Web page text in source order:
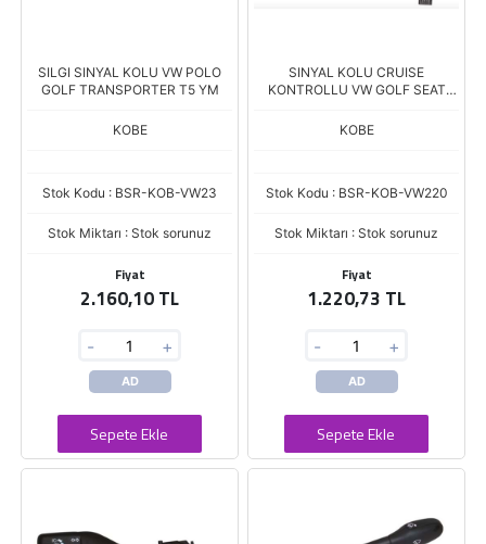
SILGI SINYAL KOLU VW POLO
GOLF TRANSPORTER T5 YM
KOBE
Stok Kodu : BSR-KOB-VW23
Stok Miktarı : Stok sorunuz
Fiyat
2.160,10 TL
- +
AD
Sepete Ekle
SINYAL KOLU CRUISE
KONTROLLU VW GOLF SEAT
KOBE
Stok Kodu : BSR-KOB-VW220
Stok Miktarı : Stok sorunuz
Fiyat
1.220,73 TL
- +
AD
Sepete Ekle